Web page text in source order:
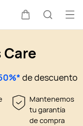
Carrito
Care
de descuento
Mantenemos
tu garantía
de compra